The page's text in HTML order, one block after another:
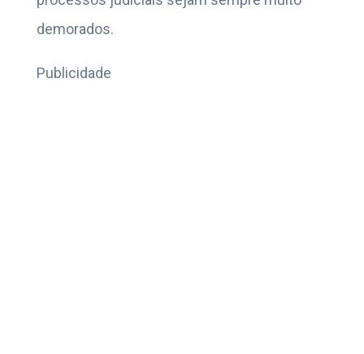
demorados.
Publicidade